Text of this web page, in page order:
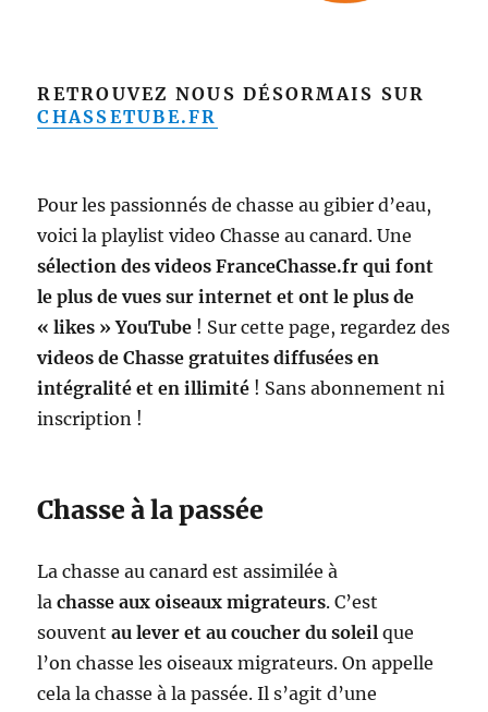
RETROUVEZ NOUS DÉSORMAIS SUR
CHASSETUBE.FR
Pour les passionnés de chasse au gibier d’eau,
voici la playlist video Chasse au canard. Une
sélection des videos FranceChasse.fr qui font
le plus de vues sur internet et ont le plus de
« likes » YouTube ! Sur cette page, regardez des
videos de Chasse gratuites diffusées en
intégralité et en illimité ! Sans abonnement ni
inscription !
Chasse à la passée
La chasse au canard est assimilée à
lachasse aux oiseaux migrateurs. C’est
souventau lever et au coucher du soleil que
l’on chasse les oiseaux migrateurs. On appelle
cela la chasse à la passée. Il s’agit d’une